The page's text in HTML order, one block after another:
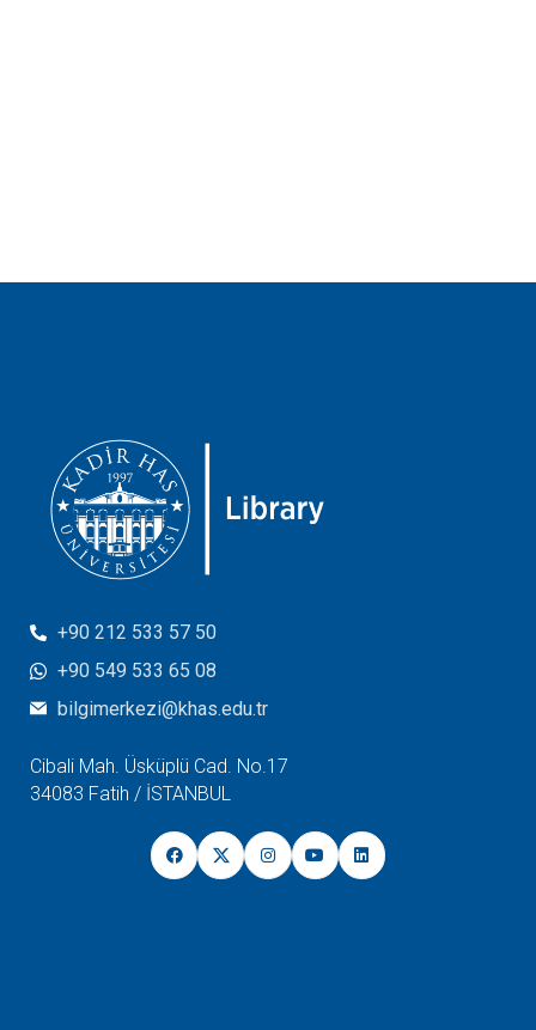
+90 212 533 57 50
+90 549 533 65 08
bilgimerkezi@khas.edu.tr
Cibali Mah. Üsküplü Cad. No.17
34083 Fatih / İSTANBUL